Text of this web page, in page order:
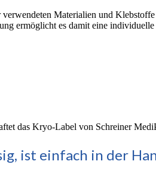
Materialien und
ermöglicht es damit eine
das Kryo-Label von Schreiner
ist einfach in der